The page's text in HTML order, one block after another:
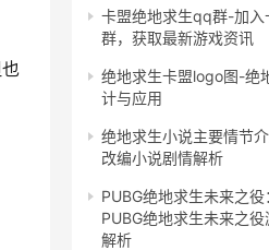
卡盟绝地求生qq群-加入
群，获取最新游戏资讯
绝地求生卡盟logo图-绝
计与应用
绝地求生小说主要情节
改编小说剧情解析
PUBG绝地求生未来之
PUBG绝地求生未来之
解析